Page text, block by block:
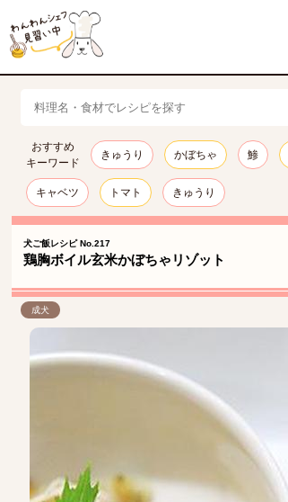
おすすめ
キーワード
きゅうり かぼちゃ 鯵
キャベツ トマト きゅうり
犬ご飯レシピ No.217
鶏胸ボイル玄米かぼちゃリゾット
成犬